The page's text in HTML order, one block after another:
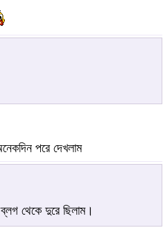
পরে দেখলাম
থেকে দুরে ছিলাম।